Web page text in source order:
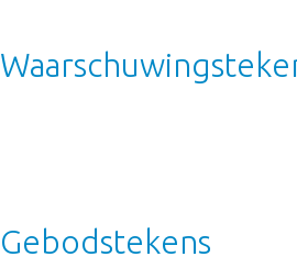
Gebodstekens